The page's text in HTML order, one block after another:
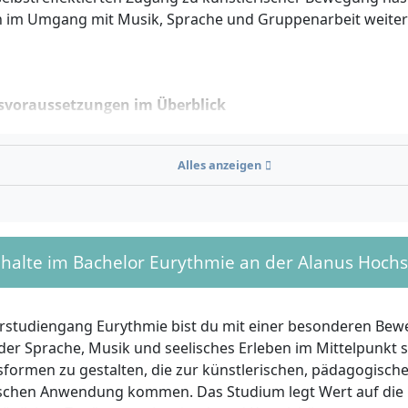
im Umgang mit Musik, Sprache und Gruppenarbeit
im Überblick
oder fachgebundene Hochschulreifeals formale
Teilnahme am künstlerischen
Musik oder Literatur; hinzu kommen spontane
Zugang ohne Hochschulreife:Möglich durch ein
das die besondere Eignung für das Studium
für ausländische Bewerberinnen und
Deutsch- oder Englischkenntnisse im ersten
kann im Verlauf des ersten Studienjahres erbracht
Alles anzeigen
im Bachelor Eurythmie an der Alanus
Eurythmie bist du mit einer besonderen
Sprache, Musik und seelisches Erleben im Mittelpunkt
zu gestalten, die zur künstlerischen,
Anwendung kommen. Das Studium legt Wert auf